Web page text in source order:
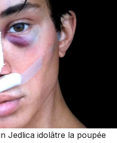
Jedlica idolâtre la poupée